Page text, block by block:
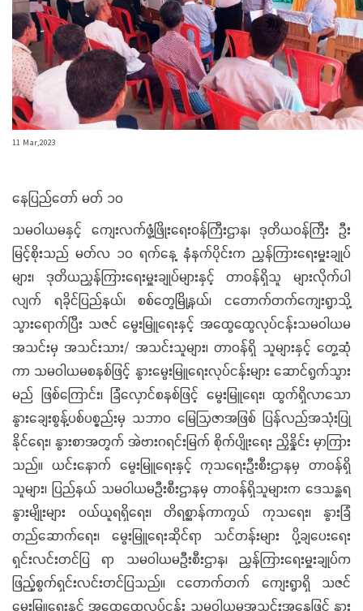
11 Mar,2023
နေပြည်တော် မတ် ၁၀
သမဝါယမနှင့် ကျေးလက်ဖွံ့ဖြိုးရေးဝန်ကြီးဌာန၊ ဒုတိယဝန်ကြီး ဦး
မြင့်စိုးသည် မတ်လ ၁၀ ရက်နေ့ နံနက်ပိုင်းက ညွှန်ကြားရေးမှူးချုပ်
များ၊ ဒုတိယညွှန်ကြားရေးမှူးချုပ်များနှင့် တာဝန်ရှိသူ များလိုက်ပါ
လျက် ရခိုင်ပြည်နယ်၊ စစ်တွေမြို့နယ်၊ ငတောက်တက်ကျေးရွာသို့
သွားရောက်ပြီး သဇင် မွေးမြူရေးနှင့် အထွေထွေလုပ်ငန်းသမဝါယမ
အသင်းမှ အသင်းသား/ အသင်းသူများ၊ တာဝန်ရှိ သူများနှင့် တွေ့ဆုံ
ကာ သမဝါယမစနစ်ဖြင့် နွားမွေးမြူရေးလုပ်ငန်းများ ဆောင်ရွက်သွား
မည် ဖြစ်ကြောင်း၊ ခြံလှောင်စနစ်ဖြင့် မွေးမြူရေး၊ ထွက်ရှိလာသော
နွားချေးစွန့်ပစ်ပစ္စည်းမှ သဘာဝ မြေဩဇာအဖြစ် ပြန်လည်အသုံးပြု
နိုင်ရေး၊ နွားစာအတွက် အဲဗားဂရင်းမြက် စိုက်ပျိုးရေး ညှိနှိုင်း မှာကြား
သည်။ ယင်းနောက် မွေးမြူရေးနှင့် ကုသရေးဦးစီးဌာနမှ တာဝန်ရှိ
သူများ၊ ပြည်နယ် သမဝါယမဦးစီးဌာနမှ တာဝန်ရှိသူများက ဒေသန္တရ
နွားမျိုးများ ဝယ်ယူရရှိရေး၊ တိရစ္ဆာန်ကာကွယ် ကုသရေး၊ နွားခြံ
တည်ဆောက်ရေး၊ မွေးမြူရေးဆိုင်ရာ သင်တန်းများ ပို့ချပေးရေး
ရှင်းလင်းတင်ပြ ရာ သမဝါယမဦးစီးဌာန၊ ညွှန်ကြားရေးမှူးချုပ်က
ဖြည့်စွက်ရှင်းလင်းတင်ပြသည်။ ငတောက်တက် ကျေးရွာရှိ သဇင်
မွေးမြူရေးနှင့် အထွေထွေလုပ်ငန်း သမဝါယမအသင်းအနေဖြင့် နွား